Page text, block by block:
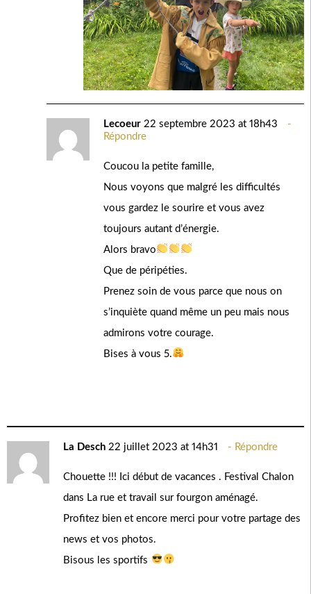
Lecoeur 22 septembre 2023 at 18h43
Répondre
Coucou la petite famille,
Nous voyons que malgré les difficultés
vous gardez le sourire et vous avez
toujours autant d’énergie.
Alors bravo
Que de péripéties.
Prenez soin de vous parce que nous on
s’inquiète quand même un peu mais nous
admirons votre courage.
Bises à vous 5.
La Desch 22 juillet 2023 at 14h31 Répondre
Chouette !!! Ici début de vacances . Festival Chalon
dans La rue et travail sur fourgon aménagé.
Profitez bien et encore merci pour votre partage des
news et vos photos.
Bisous les sportifs